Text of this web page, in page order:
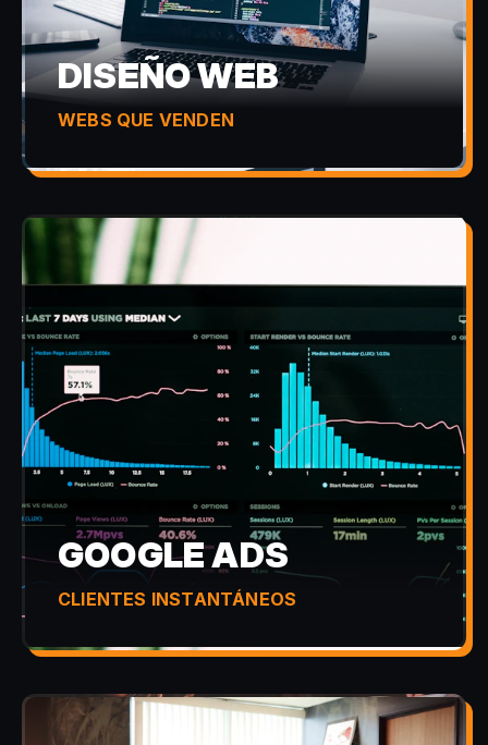
DISEÑO WEB
WEBS QUE VENDEN
GOOGLE ADS
CLIENTES INSTANTÁNEOS